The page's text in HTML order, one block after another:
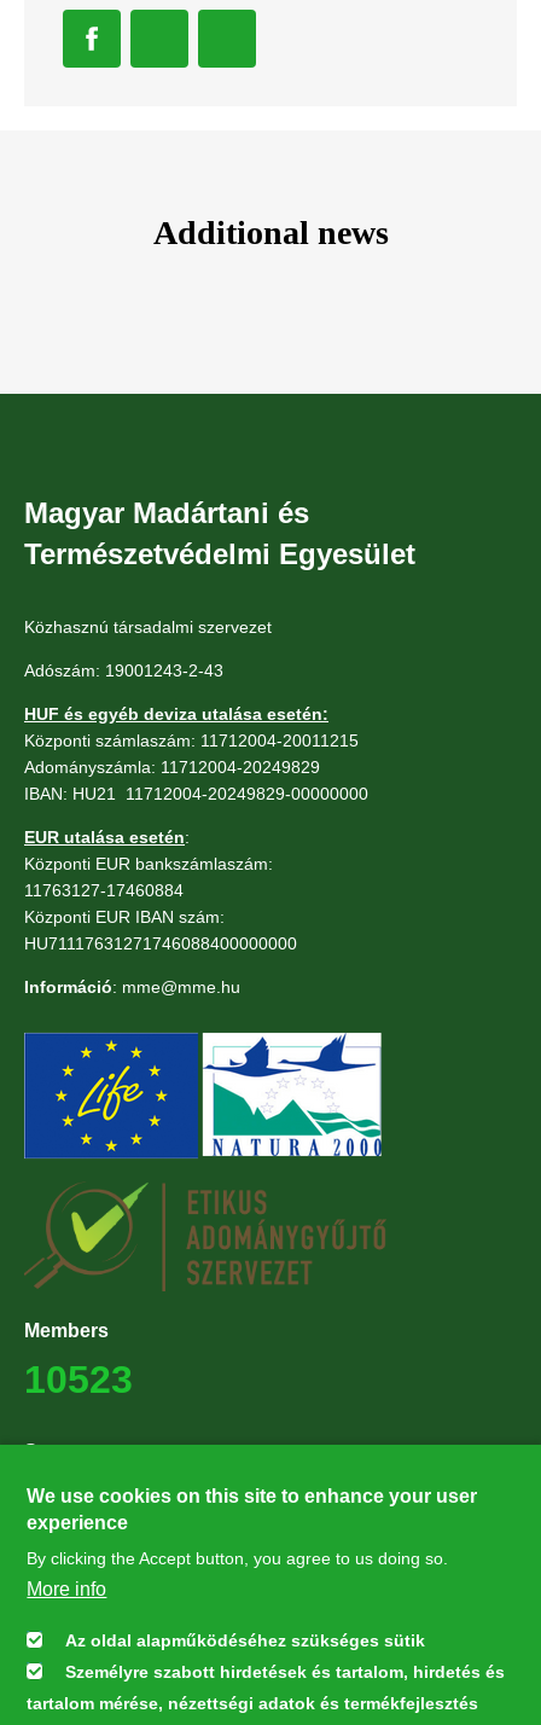
Additional news
Magyar Madártani és
Természetvédelmi Egyesület
Közhasznú társadalmi szervezet
Adószám: 19001243-2-43
HUF és egyéb deviza utalása esetén:
Központi számlaszám: 11712004-20011215
Adományszámla: 11712004-20249829
IBAN: HU21 11712004-20249829-00000000
EUR utalása esetén:
Központi EUR bankszámlaszám:
11763127-17460884
Központi EUR IBAN szám:
HU71117631271746088400000000
Információ: mme@mme.hu
Members
10523
Supporters
27224
Hírlevél feliratkozás
Feliratkozás
We use cookies on this site to enhance your user
experience
By clicking the Accept button, you agree to us doing so.
More info
Az oldal alapműködéséhez szükséges sütik
Személyre szabott hirdetések és tartalom, hirdetés és
tartalom mérése, nézettségi adatok és termékfejlesztés